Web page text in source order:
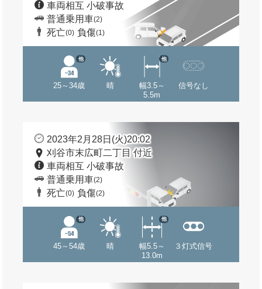
車両相互 小破事故
普通乗用車(2)
死亡(0) 負傷(1)
25～34歳
他
晴
幅3.5～
5.5m
他
信号なし
2023年2月28日(火)20:02
刈谷市末広町二丁目 付近
車両相互 小破事故
普通乗用車(2)
死亡(0) 負傷(2)
45～54歳
他
晴
幅5.5～
13.0m
他
３灯式信号